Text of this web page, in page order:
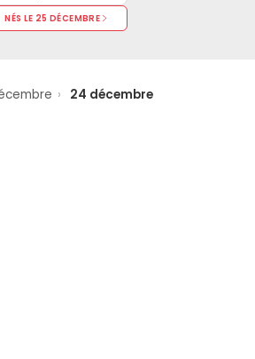
NÉS LE 25 DÉCEMBRE
› 24 décembre